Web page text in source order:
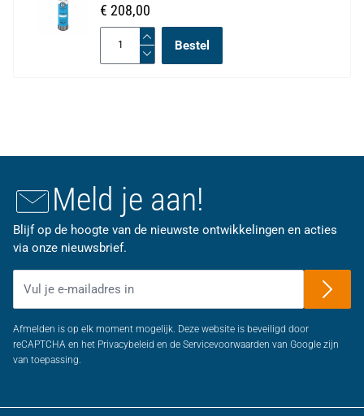
€ 208,00
Bestel
Meld je aan!
Blijf op de hoogte van de nieuwste ontwikkelingen en acties
via onze nieuwsbrief.
Afmelden is op elk moment mogelijk. Deze website is beveiligd door
reCAPTCHA en het Privacybeleid en de Servicevoorwaarden van Google zijn
van toepassing.